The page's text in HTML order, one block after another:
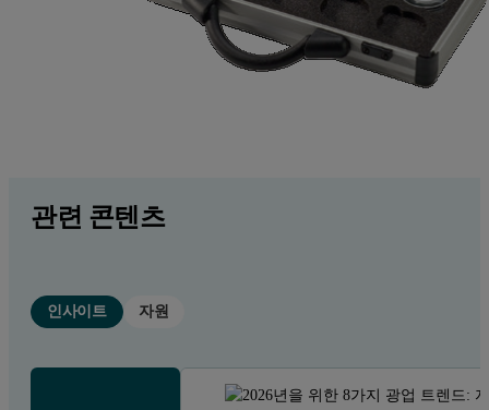
관련 콘텐츠
인사이트 자원